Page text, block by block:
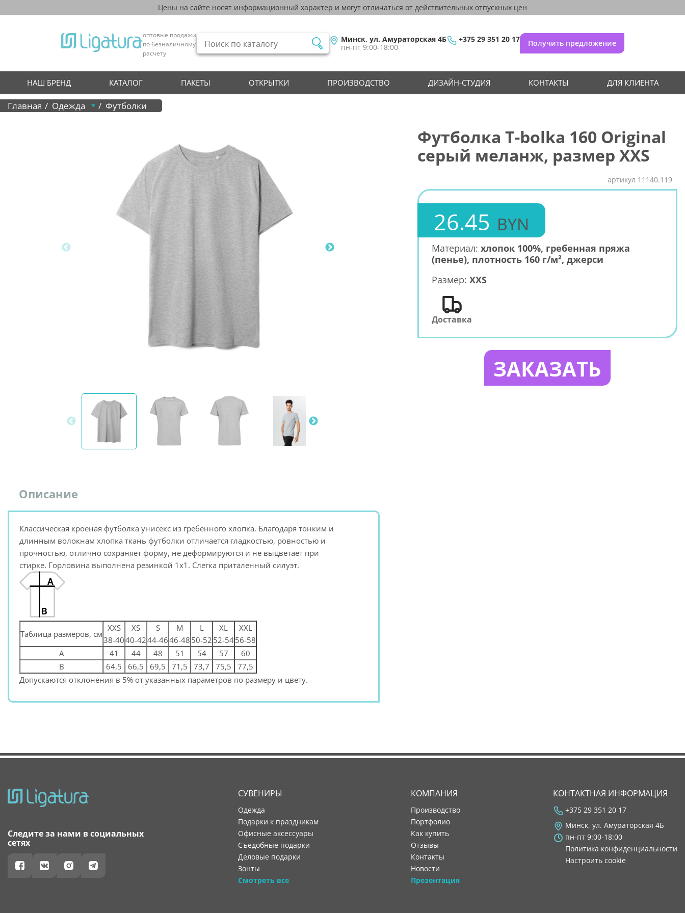
Цены на сайте носят информационный характер и могут отличаться от действительных отпускных цен
оптовые продажи
по безналичному
расчету
Минск, ул. Амураторская 4Б
пн-пт 9:00-18:00
+375 29 351 20 17 Получить предложение
НАШ БРЕНД КАТАЛОГ ПАКЕТЫ ОТКРЫТКИ ПРОИЗВОДСТВО ДИЗАЙН-СТУДИЯ КОНТАКТЫ ДЛЯ КЛИЕНТА
Главная Одежда Футболки
Футболка T-bolka 160 Original
серый меланж, размер XXS
артикул 11140.119
26.45 BYN
Материал: хлопок 100%, гребенная пряжа
(пенье), плотность 160 г/м², джерси
Размер: XXS
Доставка
ЗАКАЗАТЬ
Описание
Классическая кроеная футболка унисекс из гребенного хлопка. Благодаря тонким и
длинным волокнам хлопка ткань футболки отличается гладкостью, ровностью и
прочностью, отлично сохраняет форму, не деформируются и не выцветает при
стирке. Горловина выполнена резинкой 1x1. Слегка приталенный силуэт.
Таблица размеров, см
XXS
38-40
XS
40-42
S
44-46
M
46-48
L
50-52
XL
52-54
XXL
56-58
A
41 44 48 51 54 57
60
B
64,5 66,5 69,5 71,5 73,7 75,5
77,5
Допускаются отклонения в 5% от указанных параметров по размеру и цвету.
Следите за нами в социальных
сетях
СУВЕНИРЫ
Одежда
Подарки к праздникам
Офисные аксессуары
Съедобные подарки
Деловые подарки
Зонты
Смотреть все
КОМПАНИЯ
производство
портфолио
как купить
отзывы
контакты
новости
Презентация
КОНТАКТНАЯ ИНФОРМАЦИЯ
+375 29 351 20 17
Минск, ул. Амураторская 4Б
пн-пт 9:00-18:00
Политика конфиденциальности
Настроить cookie